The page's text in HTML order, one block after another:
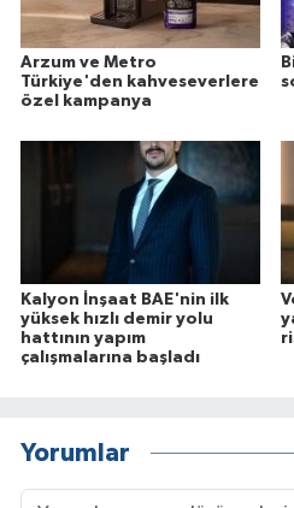
Arzum ve Metro
Türkiye'den kahveseverlere
özel kampanya
Kalyon İnşaat BAE'nin ilk
yüksek hızlı demir yolu
hattının yapım
çalışmalarına başladı
Yorumlar